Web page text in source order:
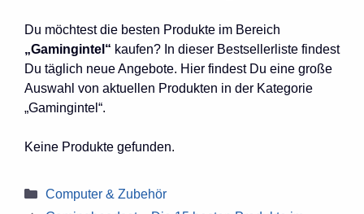
Du möchtest die besten Produkte im Bereich
„Gamingintel“ kaufen? In dieser Bestsellerliste findest
Du täglich neue Angebote. Hier findest Du eine große
Auswahl von aktuellen Produkten in der Kategorie
„Gamingintel“.
Keine Produkte gefunden.
Kategorien
Computer & Zubehör